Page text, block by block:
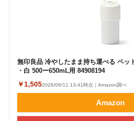
無印良品 冷やしたまま持ち運べる ペッ
・白 500ー650mL用 84908194
￥1,5052026/06/11 13:41時点｜Amazon調べ
Amazon